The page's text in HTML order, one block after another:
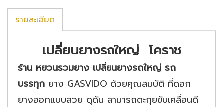
รายละเอียด
เปลี่ยนยางรถใหญ่ โคราช
ร้าน หยวนรวมยาง เปลี่ยนยางรถใหญ่ รถ
บรรทุก ยาง GASVIDO ด้วยคุณสมบัติ ที่ดอก
ยางออกแบบสวย ดุดัน สามารถตะกุยขับเคลื่อนดี